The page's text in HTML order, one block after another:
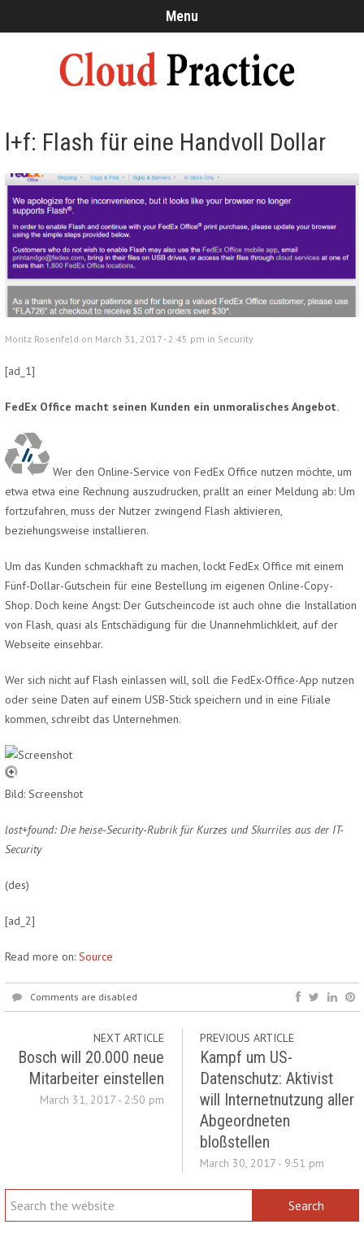
Menu
l+f: Flash für eine Handvoll Dollar
Moritz Rosenfeld on March 31, 2017 - 2:45 pm in Security
[ad_1]
FedEx Office macht seinen Kunden ein unmoralisches Angebot.
Wer den Online-Service von FedEx Office nutzen möchte, um
etwa etwa eine Rechnung auszudrucken, prallt an einer Meldung ab: Um
fortzufahren, muss der Nutzer zwingend Flash aktivieren,
beziehungsweise installieren.
Um das Kunden schmackhaft zu machen, lockt FedEx Office mit einem
Fünf-Dollar-Gutschein für eine Bestellung im eigenen Online-Copy-
Shop. Doch keine Angst: Der Gutscheincode ist auch ohne die Installation
von Flash, quasi als Entschädigung für die Unannehmlichkleit, auf der
Webseite einsehbar.
Wer sich nicht auf Flash einlassen will, soll die FedEx-Office-App nutzen
oder seine Daten auf einem USB-Stick speichern und in eine Filiale
kommen, schreibt das Unternehmen.
Bild: Screenshot
lost+found: Die heise-Security-Rubrik für Kurzes und Skurriles aus der IT-
Security
(des)
[ad_2]
Read more on: Source
Comments are disabled
NEXT ARTICLE
Bosch will 20.000 neue
Mitarbeiter einstellen
March 31, 2017 - 2:50 pm
PREVIOUS ARTICLE
Kampf um US-
Datenschutz: Aktivist
will Internetnutzung aller
Abgeordneten
bloßstellen
March 30, 2017 - 9:51 pm